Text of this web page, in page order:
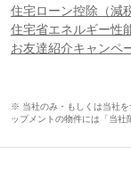
住宅ローン控除（減
住宅省エネルギー性
お友達紹介キャンペ
※ 当社のみ・もしくは当社を
ップメントの物件には「当社